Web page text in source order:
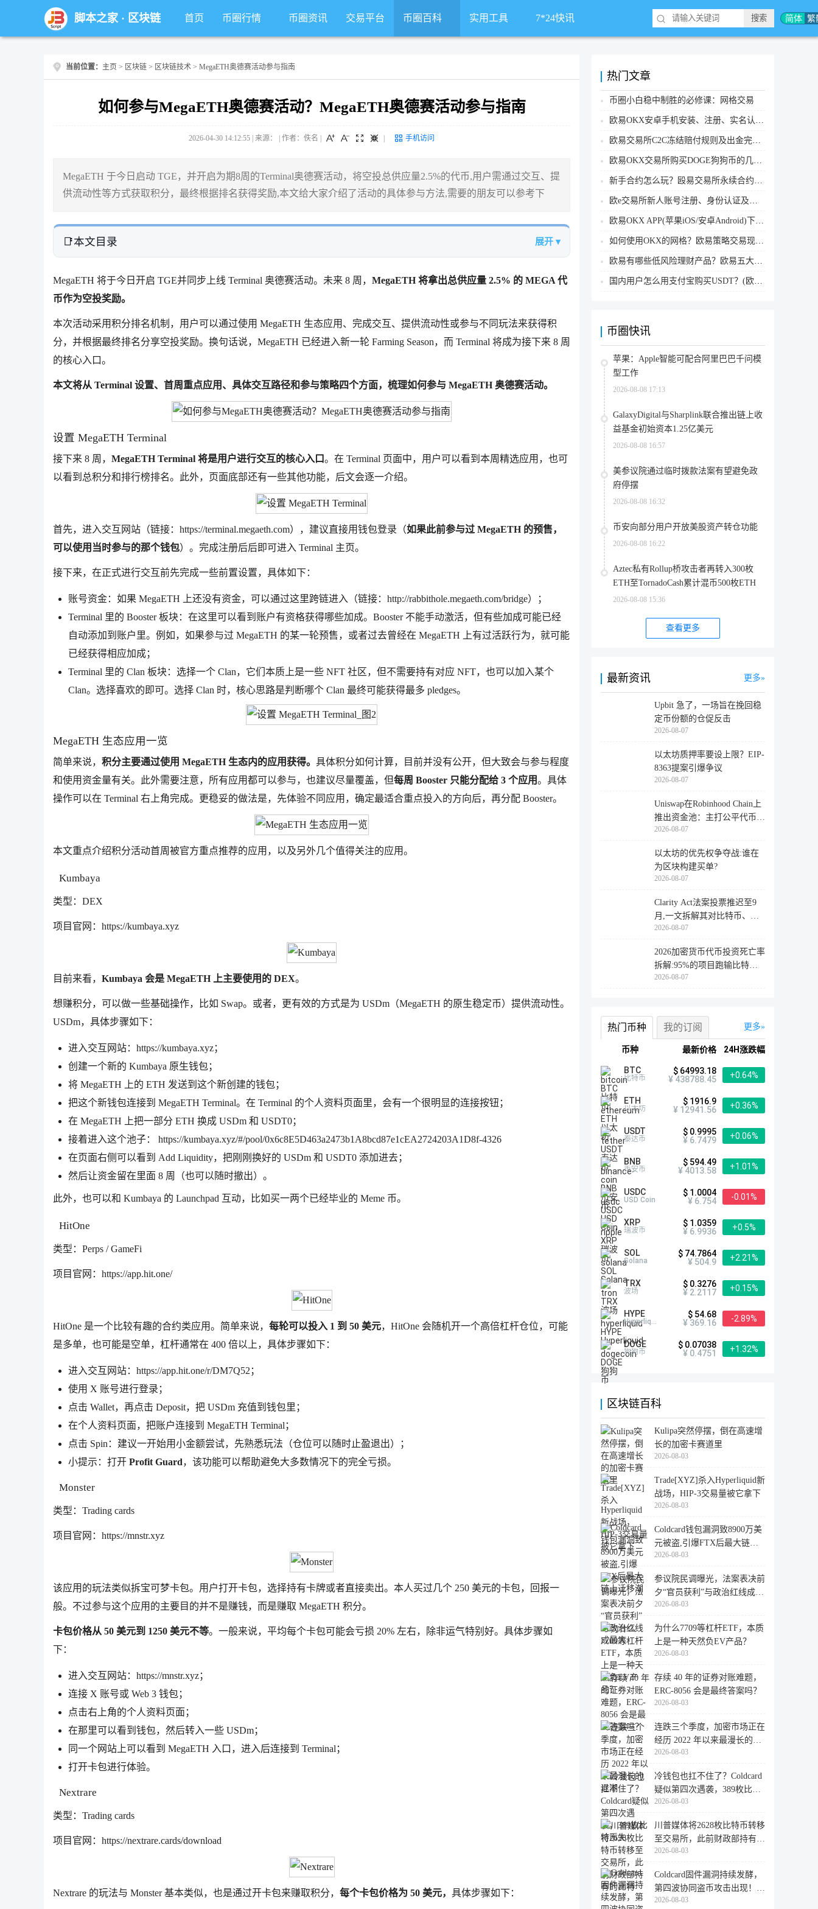
简体 繁
脚本之家· 区块链 首页 币圈行情 币圈资讯 交易平台 币圈百科 实用工具 7*24快讯
当前位置： 主页 > 区块链 > 区块链技术 > MegaETH奥德赛活动参与指南
如何参与MegaETH奥德赛活动？MegaETH奥德赛活动参与指南
2026-04-30 14:12:55 | 来源： | 作者：佚名 手机访问
MegaETH 于今日启动 TGE，并开启为期8周的Terminal奥德赛活动，将空投总供应量2.5%的代币,用户需通过交互、提
供流动性等方式获取积分，最终根据排名获得奖励,本文给大家介绍了活动的具体参与方法,需要的朋友可以参考下
本文目录 展开 ▾
MegaETH 将于今日开启 TGE并同步上线 Terminal 奥德赛活动。未来 8 周， MegaETH 将拿出总供应量 2.5% 的 MEGA 代
币作为空投奖励。
本次活动采用积分排名机制，用户可以通过使用 MegaETH 生态应用、完成交互、提供流动性或参与不同玩法来获得积
分，并根据最终排名分享空投奖励。换句话说，MegaETH 已经进入新一轮 Farming Season，而 Terminal 将成为接下来 8 周
的核心入口。
本文将从 Terminal 设置、首周重点应用、具体交互路径和参与策略四个方面，梳理如何参与 MegaETH 奥德赛活动。
设置 MegaETH Terminal
接下来 8 周， MegaETH Terminal 将是用户进行交互的核心入口。在 Terminal 页面中，用户可以看到本周精选应用，也可
以看到总积分和排行榜排名。此外，页面底部还有一些其他功能，后文会逐一介绍。
首先，进入交互网站（链接：https://terminal.megaeth.com），建议直接用钱包登录（如果此前参与过 MegaETH 的预售，
可以使用当时参与的那个钱包）。完成注册后后即可进入 Terminal 主页。
接下来，在正式进行交互前先完成一些前置设置，具体如下：
账号资金：如果 MegaETH 上还没有资金，可以通过这里跨链进入（链接：http://rabbithole.megaeth.com/bridge）；
Terminal 里的 Booster 板块：在这里可以看到账户有资格获得哪些加成。Booster 不能手动激活，但有些加成可能已经
自动添加到账户里。例如，如果参与过 MegaETH 的某一轮预售，或者过去曾经在 MegaETH 上有过活跃行为，就可能
已经获得相应加成；
Terminal 里的 Clan 板块：选择一个 Clan，它们本质上是一些 NFT 社区，但不需要持有对应 NFT，也可以加入某个
Clan。选择喜欢的即可。选择 Clan 时，核心思路是判断哪个 Clan 最终可能获得最多 pledges。
MegaETH 生态应用一览
简单来说， 积分主要通过使用 MegaETH 生态内的应用获得。 具体积分如何计算，目前并没有公开，但大致会与参与程度
和使用资金量有关。此外需要注意，所有应用都可以参与，也建议尽量覆盖，但每周 Booster 只能分配给 3 个应用。具体
操作可以在 Terminal 右上角完成。更稳妥的做法是，先体验不同应用，确定最适合重点投入的方向后，再分配 Booster。
本文重点介绍积分活动首周被官方重点推荐的应用，以及另外几个值得关注的应用。
Kumbaya
类型：DEX
项目官网：https://kumbaya.xyz
目前来看， Kumbaya 会是 MegaETH 上主要使用的 DEX。
想赚积分，可以做一些基础操作，比如 Swap。或者，更有效的方式是为 USDm（MegaETH 的原生稳定币）提供流动性。
USDm，具体步骤如下：
进入交互网站：https://kumbaya.xyz；
创建一个新的 Kumbaya 原生钱包；
将 MegaETH 上的 ETH 发送到这个新创建的钱包；
把这个新钱包连接到 MegaETH Terminal。在 Terminal 的个人资料页面里，会有一个很明显的连接按钮；
在 MegaETH 上把一部分 ETH 换成 USDm 和 USDT0；
接着进入这个池子： https://kumbaya.xyz/#/pool/0x6c8E5D463a2473b1A8bcd87e1cEA2724203A1D8f-4326
在页面右侧可以看到 Add Liquidity，把刚刚换好的 USDm 和 USDT0 添加进去；
然后让资金留在里面 8 周（也可以随时撤出）。
此外，也可以和 Kumbaya 的 Launchpad 互动，比如买一两个已经毕业的 Meme 币。
HitOne
类型：Perps / GameFi
项目官网：https://app.hit.one/
HitOne 是一个比较有趣的合约类应用。简单来说， 每轮可以投入 1 到 50 美元，HitOne 会随机开一个高倍杠杆仓位，可能
是多单，也可能是空单，杠杆通常在 400 倍以上，具体步骤如下：
进入交互网站：https://app.hit.one/r/DM7Q52；
使用 X 账号进行登录；
点击 Wallet，再点击 Deposit，把 USDm 充值到钱包里；
在个人资料页面，把账户连接到 MegaETH Terminal；
点击 Spin：建议一开始用小金额尝试，先熟悉玩法（仓位可以随时止盈退出）；
小提示：打开 Profit Guard，该功能可以帮助避免大多数情况下的完全亏损。
Monster
类型：Trading cards
项目官网：https://mnstr.xyz
该应用的玩法类似拆宝可梦卡包。用户打开卡包，选择持有卡牌或者直接卖出。本人买过几个 250 美元的卡包，回报一
般。不过参与这个应用的主要目的并不是赚钱，而是赚取 MegaETH 积分。
卡包价格从 50 美元到 1250 美元不等。一般来说，平均每个卡包可能会亏损 20% 左右，除非运气特别好。具体步骤如
下：
进入交互网站：https://mnstr.xyz；
连接 X 账号或 Web 3 钱包；
点击右上角的个人资料页面；
在那里可以看到钱包，然后转入一些 USDm；
同一个网站上可以看到 MegaETH 入口，进入后连接到 Terminal；
打开卡包进行体验。
Nextrare
类型：Trading cards
项目官网：https://nextrare.cards/download
Nextrare 的玩法与 Monster 基本类似，也是通过开卡包来赚取积分， 每个卡包价格为 50 美元， 具体步骤如下：
热门文章
币圈小白稳中制胜的必修课：网格交易
欧易OKX安卓手机安装、注册、实名认证、买币转账新手实操教程
欧易交易所C2C冻结赔付规则及出金完整流程
欧易OKX交易所购买DOGE狗狗币的几个方式汇总
新手合约怎么玩？殴易交易所永续合约操作步骤教程(APP/Web端)
欧e交易所新人账号注册、身份认证及安全设置教程
欧易OKX APP(苹果iOS/安卓Android)下载图文教程
如何使用OKX的网格？欧易策略交易现货网格新手操作流程
欧易有哪些低风险理财产品？欧易五大低风险理财产品详细介绍
国内用户怎么用支付宝购买USDT？(欧易交易所为例)
币圈快讯
苹果：Apple智能可配合阿里巴巴千问模
型工作
2026-08-08 17:13
GalaxyDigital与Sharplink联合推出链上收
益基金初始资本1.25亿美元
2026-08-08 16:57
美参议院通过临时拨款法案有望避免政
府停摆
2026-08-08 16:32
币安向部分用户开放美股资产转仓功能
2026-08-08 16:22
Aztec私有Rollup桥攻击者再转入300枚
ETH至TornadoCash累计混币500枚ETH
2026-08-08 15:36
查看更多
最新资讯 更多
Upbit 急了，一场旨在挽回稳
定币份额的仓促反击
2026-08-07
以太坊质押率要设上限？EIP-
8363提案引爆争议
2026-08-07
Uniswap在Robinhood Chain上
推出资金池：主打公平代币发
行
2026-08-07
以太坊的优先权争夺战:谁在
为区块构建买单?
2026-08-07
Clarity Act法案投票推迟至9
月,一文拆解其对比特币、以
太坊
2026-08-07
2026加密货币代币投资死亡率
拆解:95%的项目跑输比特
币,73%最
2026-08-07
更多
热门币种 我的订阅
币种 最新价格 24H涨跌幅
BTC
比特币
$ 64993.18
¥ 438788.45
+0.64%
ETH
以太坊
$ 1916.9
¥ 12941.56
+0.36%
USDT
泰达币
$ 0.9995
¥ 6.7479
+0.06%
BNB
币安币
$ 594.49
¥ 4013.58
+1.01%
USDC
USD Coin
$ 1.0004
¥ 6.754
-0.01%
XRP
瑞波币
$ 1.0359
¥ 6.9936
+0.5%
SOL
Solana
$ 74.7864
¥ 504.9
+2.21%
TRX
波场
$ 0.3276
¥ 2.2117
+0.15%
HYPE
Hyperliquid
$ 54.68
¥ 369.16
-2.89%
DOGE
狗狗币
$ 0.07038
¥ 0.4751
+1.32%
区块链百科
Kulipa突然停摆，倒在高速增
长的加密卡赛道里
2026-08-03
Trade[XYZ]杀入Hyperliquid新
战场，HIP-3交易量被它拿下
2026-08-03
Coldcard钱包漏洞致8900万美
元被盗,引爆FTX后最大链上
迁移潮
2026-08-03
参议院民调曝光，法案表决前
夕“官员获利”与政治红线成最
大
2026-08-03
为什么7709等杠杆ETF，本质
上是一种天然负EV产品？
2026-08-03
存续 40 年的证券对账难题，
ERC-8056 会是最终答案吗？
2026-08-03
连跌三个季度，加密市场正在
经历 2022 年以来最漫长的退
潮
2026-08-03
冷钱包也扛不住了？Coldcard
疑似第四次遇袭，389枚比特
币失
2026-08-03
川普媒体将2628枚比特币转移
至交易所，此前财政部持有的
比特
2026-08-03
Coldcard固件漏洞持续发酵，
第四波协同盗币攻击出现！
462个
2026-08-03